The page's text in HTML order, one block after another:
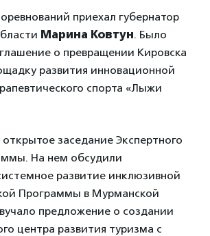
приехал губернатор
Марина Ковтун. Было
о превращении Кировска
развития инновационной
спорта «Лыжи
заседание Экспертного
На нем обсудили
развитие инклюзивной
Программы в Мурманской
предложение о создании
центра развития туризма с